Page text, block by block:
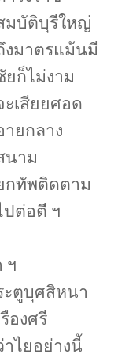
มบัติบุรีใหญ่
งมาตรแม้นมี
ยก็ไม่งาม
ะเสียยศอด
ายกลาง
นาม
กทัพติดตาม
ปต่อตี ฯ
ฯ
ะตูบุศสิหนา
รืองศรี
าไยอย่างนี้